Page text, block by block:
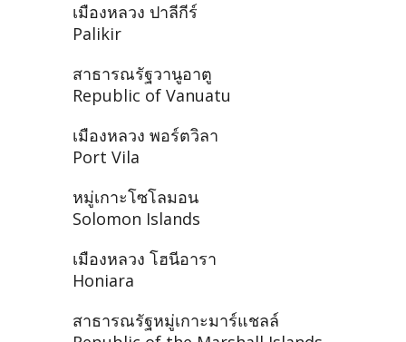
เมืองหลวง ปาลีกีร์
Palikir
สาธารณรัฐวานูอาตู
Republic of Vanuatu
เมืองหลวง พอร์ตวิลา
Port Vila
หมู่เกาะโซโลมอน
Solomon Islands
เมืองหลวง โฮนีอารา
Honiara
สาธารณรัฐหมู่เกาะมาร์แชลล์